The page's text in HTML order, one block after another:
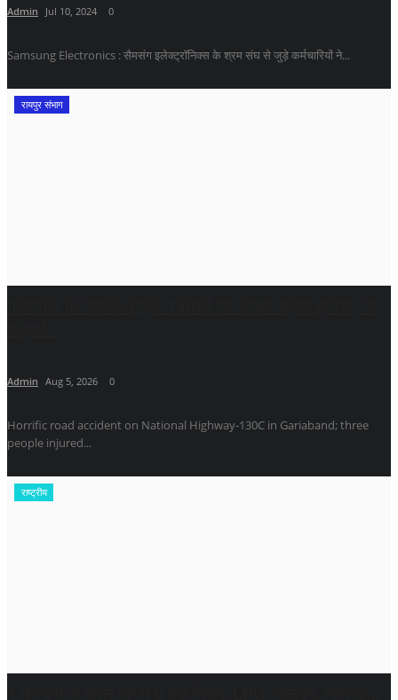
Admin Jul 10, 2024 0
Samsung Electronics : सैमसंग इलेक्ट्रॉनिक्स के श्रम संघ से जुड़े कर्मचारियों ने...
रायपुर संभाग
Admin Aug 5, 2026 0
Horrific road accident on National Highway-130C in Gariaband; three
people injured...
राष्ट्रीय